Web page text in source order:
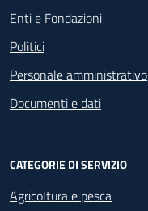
Enti e Fondazioni
Politici
Personale amministrativo
Documenti e dati
CATEGORIE DI SERVIZIO
Agricoltura e pesca